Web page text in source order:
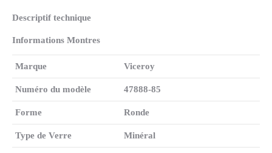
Descriptif technique
Informations Montres
Marque Viceroy
Numéro du modèle 47888-85
Forme Ronde
Type de Verre Minéral